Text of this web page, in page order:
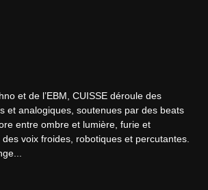
et de l’EBM, CUISSE déroule des
et analogiques, soutenues par des beats
entre ombre et lumière, furie et
voix froides, robotiques et percutantes.